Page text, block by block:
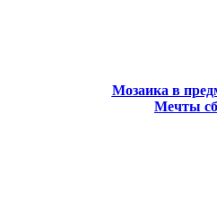
Мозаика в
Мечты